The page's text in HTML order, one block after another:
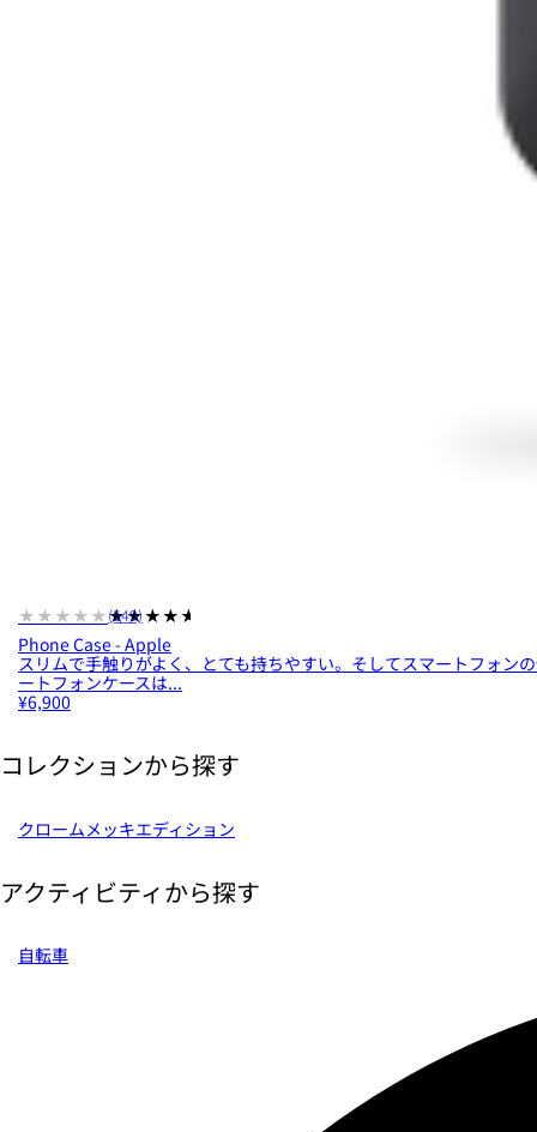
★★★★★★★★★★
(549)
Phone Case - Apple
スリムで手触りがよく、とても持ちやすい。そしてスマートフォ
ートフォンケースは...
¥6,900
コレクションから探す
クロームメッキエディション
アクティビティから探す
自転車